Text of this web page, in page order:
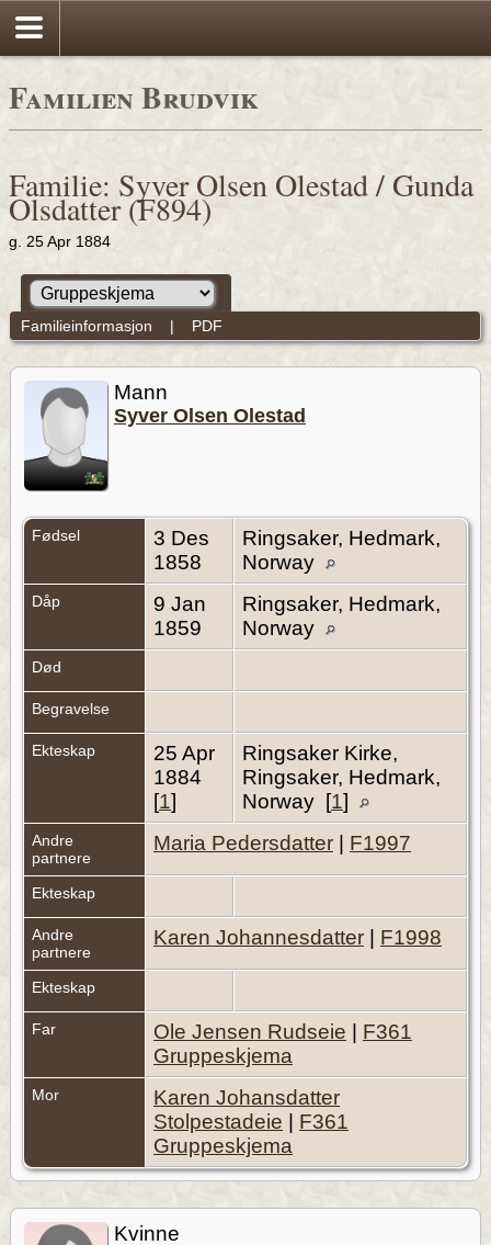
Familien Brudvik
Familie: Syver Olsen Olestad / Gunda
Olsdatter (F894)
g. 25 Apr 1884
Familieinformasjon | PDF
Mann
Syver Olsen Olestad
Fødsel
3 Des
1858
Ringsaker, Hedmark,
Norway
Dåp
9 Jan
1859
Ringsaker, Hedmark,
Norway
Død
Begravelse
Ekteskap
25 Apr
1884
[1]
Ringsaker Kirke,
Ringsaker, Hedmark,
Norway [1]
Andre
partnere
Maria Pedersdatter F1997
Ekteskap
Andre
partnere
Karen Johannesdatter F1998
Ekteskap
Far Ole Jensen Rudseie
F361
Gruppeskjema
Mor
Karen Johansdatter
Stolpestadeie
F361
Gruppeskjema
Kvinne